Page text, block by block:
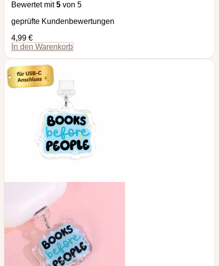
Bewertet mit5 von 5
geprüfte Kundenbewertungen
4,99 €
In den Warenkorb